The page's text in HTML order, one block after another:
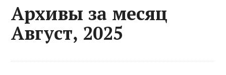
Архивы за месяц
Август, 2025